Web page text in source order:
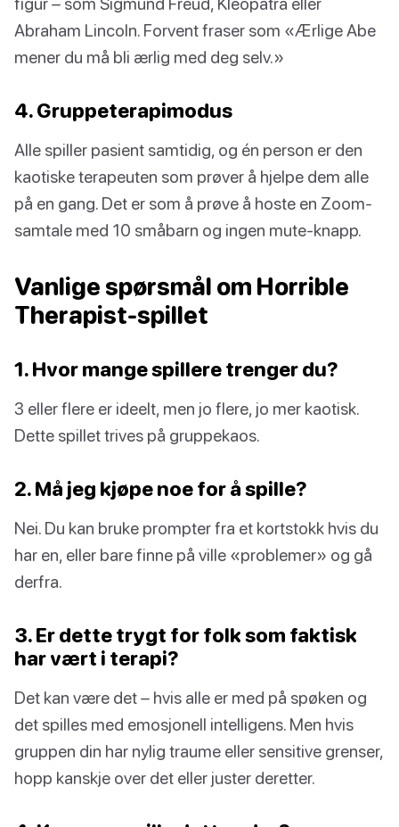
Abraham Lincoln. Forvent fraser som «Ærlige Abe
mener du må bli ærlig med deg selv.»
4. Gruppeterapimodus
Alle spiller pasient samtidig, og én person er den
kaotiske terapeuten som prøver å hjelpe dem alle
på en gang. Det er som å prøve å hoste en Zoom-
samtale med 10 småbarn og ingen mute-knapp.
Vanlige spørsmål om Horrible
Therapist-spillet
1. Hvor mange spillere trenger du?
3 eller flere er ideelt, men jo flere, jo mer kaotisk.
Dette spillet trives på gruppekaos.
2. Må jeg kjøpe noe for å spille?
Nei. Du kan bruke prompter fra et kortstokk hvis du
har en, eller bare finne på ville «problemer» og gå
derfra.
3. Er dette trygt for folk som faktisk
har vært i terapi?
Det kan være det – hvis alle er med på spøken og
det spilles med emosjonell intelligens. Men hvis
gruppen din har nylig traume eller sensitive grenser,
hopp kanskje over det eller juster deretter.